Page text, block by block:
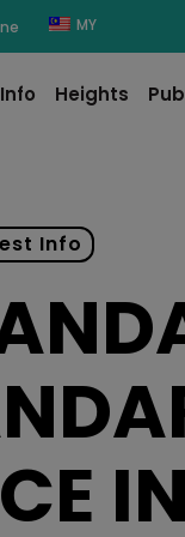
MY
Heights
Info